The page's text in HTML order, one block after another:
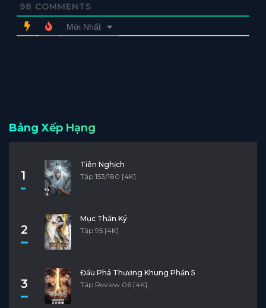
98 COMMENTS
Mới Nhất
Bảng Xếp Hạng
1
Tiên Nghịch
Tập 153/180 [4K]
2
Mục Thần Ký
Tập 95 [4K]
3
Đấu Phá Thương Khung Phần 5
Tập Review 06 [4K]